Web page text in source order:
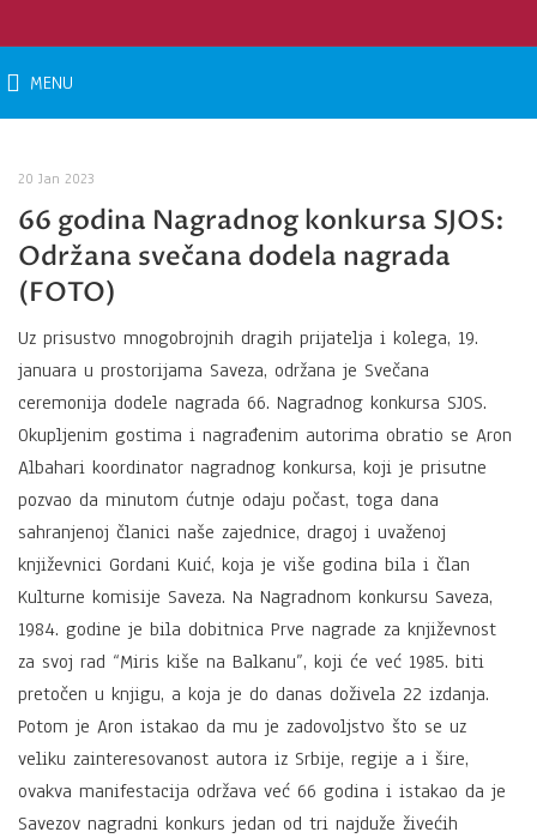
MENU
20 Jan 2023
66 godina Nagradnog konkursa SJOS:
Održana svečana dodela nagrada
(FOTO)
Uz prisustvo mnogobrojnih dragih prijatelja i kolega, 19.
januara u prostorijama Saveza, održana je Svečana
ceremonija dodele nagrada 66. Nagradnog konkursa SJOS.
Okupljenim gostima i nagrađenim autorima obratio se Aron
Albahari koordinator nagradnog konkursa, koji je prisutne
pozvao da minutom ćutnje odaju počast, toga dana
sahranjenoj članici naše zajednice, dragoj i uvaženoj
književnici Gordani Kuić, koja je više godina bila i član
Kulturne komisije Saveza. Na Nagradnom konkursu Saveza,
1984. godine je bila dobitnica Prve nagrade za književnost
za svoj rad “Miris kiše na Balkanu”, koji će već 1985. biti
pretočen u knjigu, a koja je do danas doživela 22 izdanja.
Potom je Aron istakao da mu je zadovoljstvo što se uz
veliku zainteresovanost autora iz Srbije, regije a i šire,
ovakva manifestacija održava već 66 godina i istakao da je
Savezov nagradni konkurs jedan od tri najduže živećih